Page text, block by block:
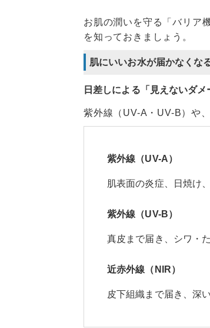
お肌の潤いを守る「バリア
を知っておきましょう。
肌にいいお水が届かなくな
日差しによる「見えないダメ
紫外線（UV-A・UV-B）や
紫外線（UV-A）
肌表面の炎症、日焼け
紫外線（UV-B）
真皮まで届き、シワ・
近赤外線（NIR）
皮下組織まで届き、深